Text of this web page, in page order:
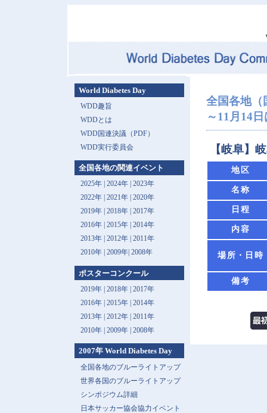
全国各地（
～11月14
【岐阜】
地区
名称
日程
内容
場所・日時
備考
World Diabetes Day
WDD趣旨
WDDとは
WDD国連決議（PDF）
WDD実行委員会
全国各地の関連イベント
2025年| 2024年| 2023年
2022年| 2021年| 2020年
2019年| 2018年| 2017年
2016年| 2015年| 2014年
2013年 | 2012年| 2011年
2010年| 2009年| 2008年
ポスターコンクール
2019年 | 2018年 | 2017年
2016年 | 2015年 | 2014年
2013年 | 2012年 | 2011年
2010年 | 2009年 | 2008年
2007年 World Diabetes Day
全国各地のブルーライトアップ
世界各国のブルーライトアップ
シンポジウム詳細
日本サッカー協会協力イベント